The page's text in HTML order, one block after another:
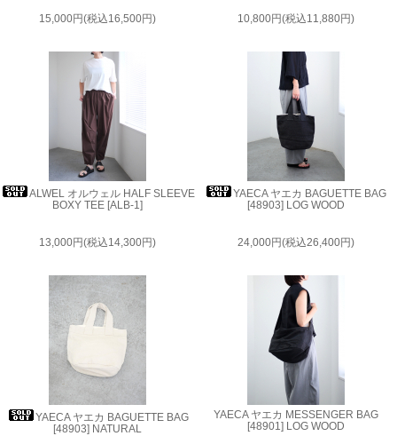
15,000円(税込16,500円) 10,800円(税込11,880円)
ALWEL オルウェル HALF SLEEVE
BOXY TEE [ALB-1]
13,000円(税込14,300円)
YAECA ヤエカ BAGUETTE BAG
[48903] LOG WOOD
24,000円(税込26,400円)
YAECA ヤエカ BAGUETTE BAG
[48903] NATURAL
YAECA ヤエカ MESSENGER BAG
[48901] LOG WOOD